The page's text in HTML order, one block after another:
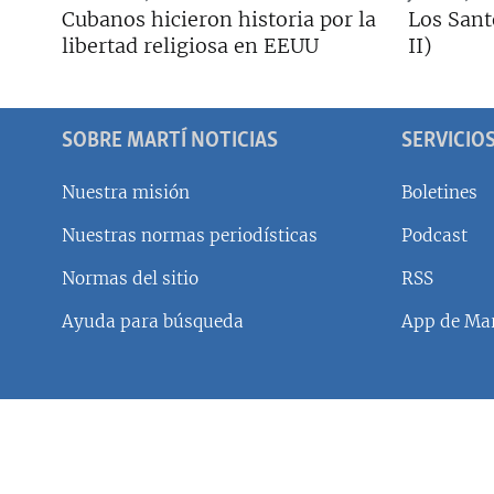
ESPECIALES
CUBA
SER VIEJO EN CUBA
AMÉRICA LATINA
Cubanos hicieron historia por la
libertad religiosa en EEUU
Los
II)
SOBRE MARTÍ NOTICIAS
Nuestra misión
Nuestras normas periodísticas
Normas del sitio
Ayuda para búsqueda
Boletines
Podcast
RSS
App de